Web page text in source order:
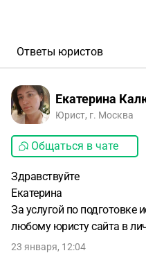
Ответы юристов
Екатерина
Юрист, г. Москва
Общаться в чате
Здравствуйте
Екатерина
За услугой по подготовке
любому юристу сайта в
23 января, 12:04